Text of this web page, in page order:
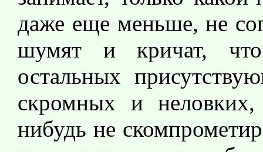
даже еще меньше, не
шумят и кричат,
остальных
скромных и
нибудь не